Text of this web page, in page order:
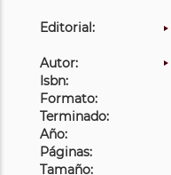
Editorial:
Autor:
Isbn:
Formato:
Terminado:
Año:
Páginas:
Tamaño: